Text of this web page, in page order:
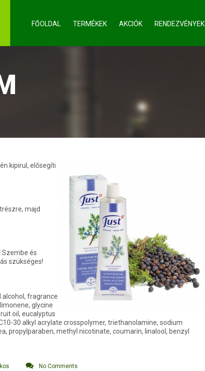
FŐOLDAL TERMÉKEK AKCIÓK RENDEZVÉNYEK
kipirul, elősegíti
majd
Szembe és
szükséges!
alcohol, fragrance
glycine
oil, eucalyptus
30 alkyl acrylate crosspolymer, triethanolamine, sodium
propylparaben, methyl nicotinate, coumarin, linalool, benzyl
No Comments